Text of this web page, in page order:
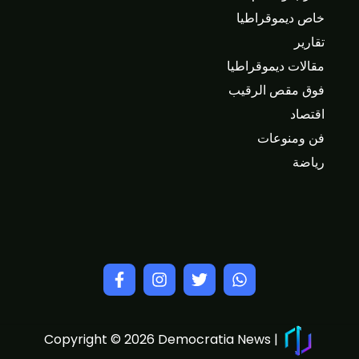
خاص ديموقراطيا
تقارير
مقالات ديموقراطيا
فوق مقص الرقيب
اقتصاد
فن ومنوعات
رياضة